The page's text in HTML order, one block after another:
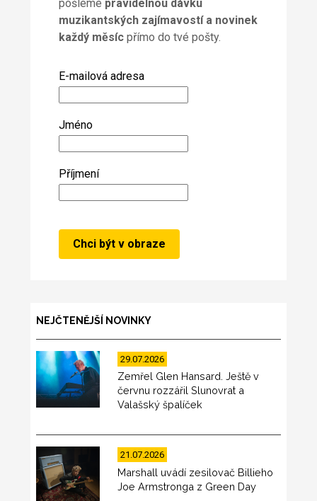
pošleme pravidelnou dávku
muzikantských zajímavostí a novinek
každý měsícpřímo do tvé pošty.
E-mailová adresa
Jméno
Příjmení
NEJČTENĚJŠÍ NOVINKY
29.07.2026
Zemřel Glen Hansard. Ještě v
červnu rozzářil Slunovrat a
Valašský špalíček
21.07.2026
Marshall uvádí zesilovač Billieho
Joe Armstronga z Green Day